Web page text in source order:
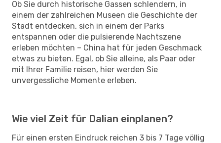
Ob Sie durch historische Gassen schlendern, in
einem der zahlreichen Museen die Geschichte der
Stadt entdecken, sich in einem der Parks
entspannen oder die pulsierende Nachtszene
erleben möchten – China hat für jeden Geschmack
etwas zu bieten. Egal, ob Sie alleine, als Paar oder
mit Ihrer Familie reisen, hier werden Sie
unvergessliche Momente erleben.
Wie viel Zeit für Dalian einplanen?
Für einen ersten Eindruck reichen 3 bis 7 Tage völlig